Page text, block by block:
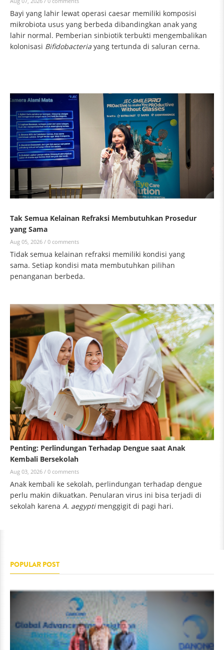
Bayi yang lahir lewat operasi caesar memiliki komposisi
mikrobiota usus yang berbeda dibandingkan anak yang
lahir normal. Pemberian sinbiotik terbukti mengembalikan
kolonisasi Bifidobacteria yang tertunda di saluran cerna.
Tak Semua Kelainan Refraksi Membutuhkan Prosedur
yang Sama
Aug 05, 2026 / 0 comments
Tidak semua kelainan refraksi memiliki kondisi yang
sama. Setiap kondisi mata membutuhkan pilihan
penanganan berbeda.
Penting: Perlindungan Terhadap Dengue saat Anak
Kembali Bersekolah
Aug 03, 2026 / 0 comments
Anak kembali ke sekolah, perlindungan terhadap dengue
perlu makin dikuatkan. Penularan virus ini bisa terjadi di
sekolah karena A. aegyptimenggigit di pagi hari.
POPULAR POST